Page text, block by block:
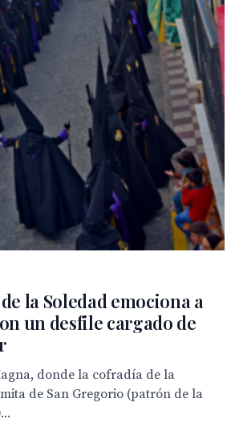
la Soledad emociona a
un desfile cargado de
donde la cofradía de la
de San Gregorio (patrón de la